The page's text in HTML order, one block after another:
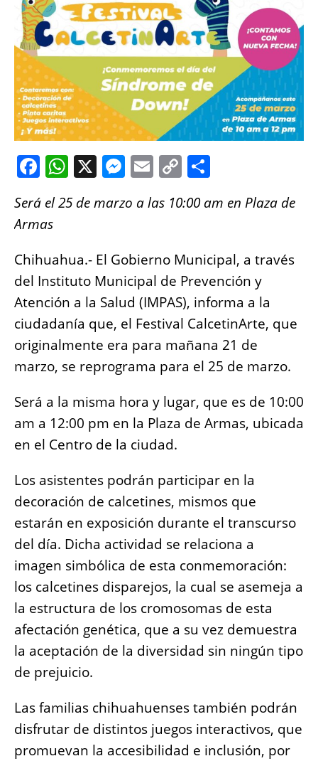
F
c
e
b
o
o
k
W
at
A
p
p
X M
ss
n
g
er
E
ai
C
p
Li
n
k
a
Será el 25 de marzo a las 10:00 am en Plaza de
Armas
Chihuahua.- El Gobierno Municipal, a través
del Instituto Municipal de Prevención y
Atención a la Salud (IMPAS), informa a la
ciudadanía que, el Festival CalcetinArte, que
originalmente era para mañana 21 de
marzo, se reprograma para el 25 de marzo.
Será a la misma hora y lugar, que es de 10:00
am a 12:00 pm en la Plaza de Armas, ubicada
en el Centro de la ciudad.
Los asistentes podrán participar en la
decoración de calcetines, mismos que
estarán en exposición durante el transcurso
del día. Dicha actividad se relaciona a
imagen simbólica de esta conmemoración:
los calcetines disparejos, la cual se asemeja a
la estructura de los cromosomas de esta
afectación genética, que a su vez demuestra
la aceptación de la diversidad sin ningún tipo
de prejuicio.
Las familias chihuahuenses también podrán
disfrutar de distintos juegos interactivos, que
promuevan la accesibilidad e inclusión, por